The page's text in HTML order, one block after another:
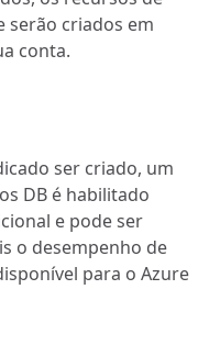
serão criados em
conta.
ser criado, um
DB é habilitado
e pode ser
o desempenho de
para o Azure